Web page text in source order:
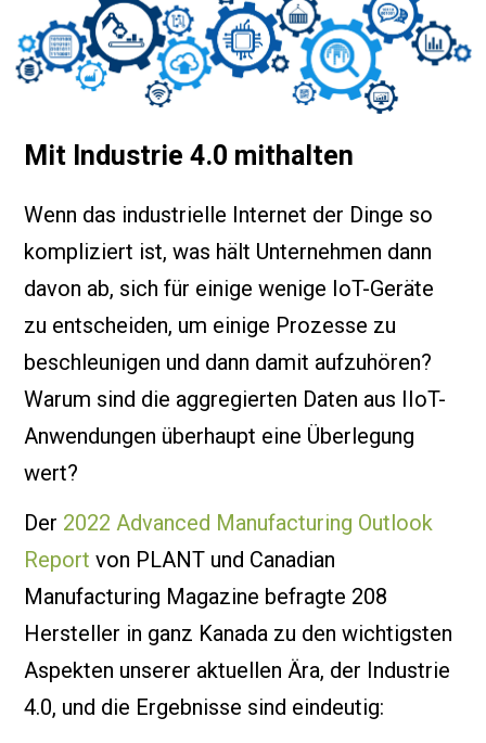
Mit Industrie 4.0 mithalten
Wenn das industrielle Internet der Dinge so
kompliziert ist, was hält Unternehmen dann
davon ab, sich für einige wenige IoT-Geräte
zu entscheiden, um einige Prozesse zu
beschleunigen und dann damit aufzuhören?
Warum sind die aggregierten Daten aus IIoT-
Anwendungen überhaupt eine Überlegung
wert?
Der 2022 Advanced Manufacturing Outlook
Report von PLANT und Canadian
Manufacturing Magazine befragte 208
Hersteller in ganz Kanada zu den wichtigsten
Aspekten unserer aktuellen Ära, der Industrie
4.0, und die Ergebnisse sind eindeutig: